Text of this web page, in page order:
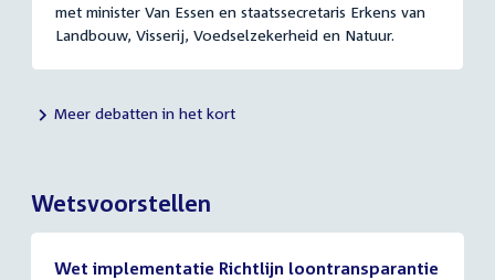
met minister Van Essen en staatssecretaris Erkens van
Landbouw, Visserij, Voedselzekerheid en Natuur.
Meer debatten in het kort
Wetsvoorstellen
Wet implementatie Richtlijn loontransparantie